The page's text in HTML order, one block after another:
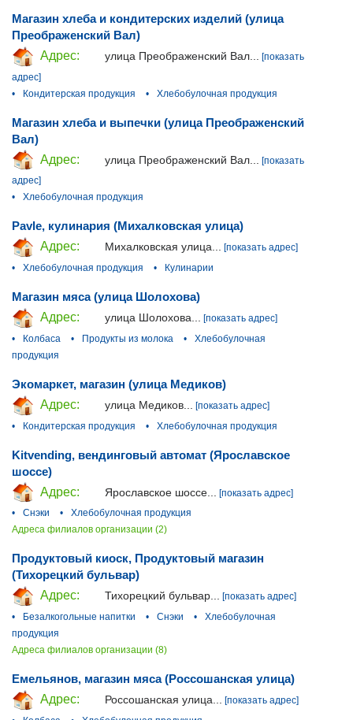
Магазин хлеба и кондитерских изделий (улица
Преображенский Вал)
Адрес:
улица Преображенский Вал...
[показать
адрес]
•
Кондитерская продукция • Хлебобулочная продукция
Магазин хлеба и выпечки (улица Преображенский
Вал)
Адрес:
улица Преображенский Вал...
[показать
адрес]
•
Хлебобулочная продукция
Pavle, кулинария (Михалковская улица)
Адрес:
Михалковская улица... [показать адрес]
•
Хлебобулочная продукция • Кулинарии
Магазин мяса (улица Шолохова)
Адрес:
улица Шолохова...
[показать адрес]
•
Колбаса • Продукты из молока •
Хлебобулочная
продукция
Экомаркет, магазин (улица Медиков)
Адрес:
улица Медиков...
[показать адрес]
•
Кондитерская продукция • Хлебобулочная продукция
Kitvending, вендинговый автомат (Ярославское
шоссе)
Адрес:
Ярославское шоссе...
[показать адрес]
•
Снэки •
Хлебобулочная продукция
Адреса филиалов организации (2)
Продуктовый киоск, Продуктовый магазин
(Тихорецкий бульвар)
Адрес:
Тихорецкий бульвар... [показать адрес]
•
Безалкогольные напитки • Снэки •
Хлебобулочная
продукция
Адреса филиалов организации (8)
Емельянов, магазин мяса (Россошанская улица)
Адрес:
Россошанская улица...
[показать адрес]